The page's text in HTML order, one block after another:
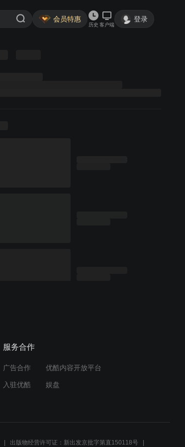
会员特惠
历史 客户端
登录
服务合作
广告合作 优酷内容开放平台
入驻优酷 娱盘
出版物经营许可证：新出发京批字第直150118号